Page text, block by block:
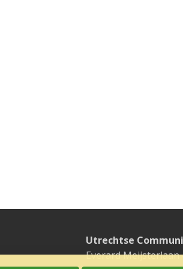
Utrechtse
Everard Meijsterlaan